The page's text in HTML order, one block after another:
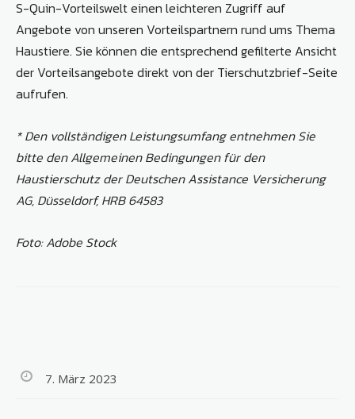
S-Quin-Vorteilswelt einen leichteren Zugriff auf
Angebote von unseren Vorteilspartnern rund ums Thema
Haustiere. Sie können die entsprechend gefilterte Ansicht
der Vorteilsangebote direkt von der Tierschutzbrief-Seite
aufrufen.
* Den vollständigen Leistungsumfang entnehmen Sie
bitte den Allgemeinen Bedingungen für den
Haustierschutz der Deutschen Assistance Versicherung
AG, Düsseldorf, HRB 64583
Foto: Adobe Stock
7. März 2023